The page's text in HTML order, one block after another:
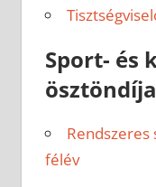
Sport- és
félév